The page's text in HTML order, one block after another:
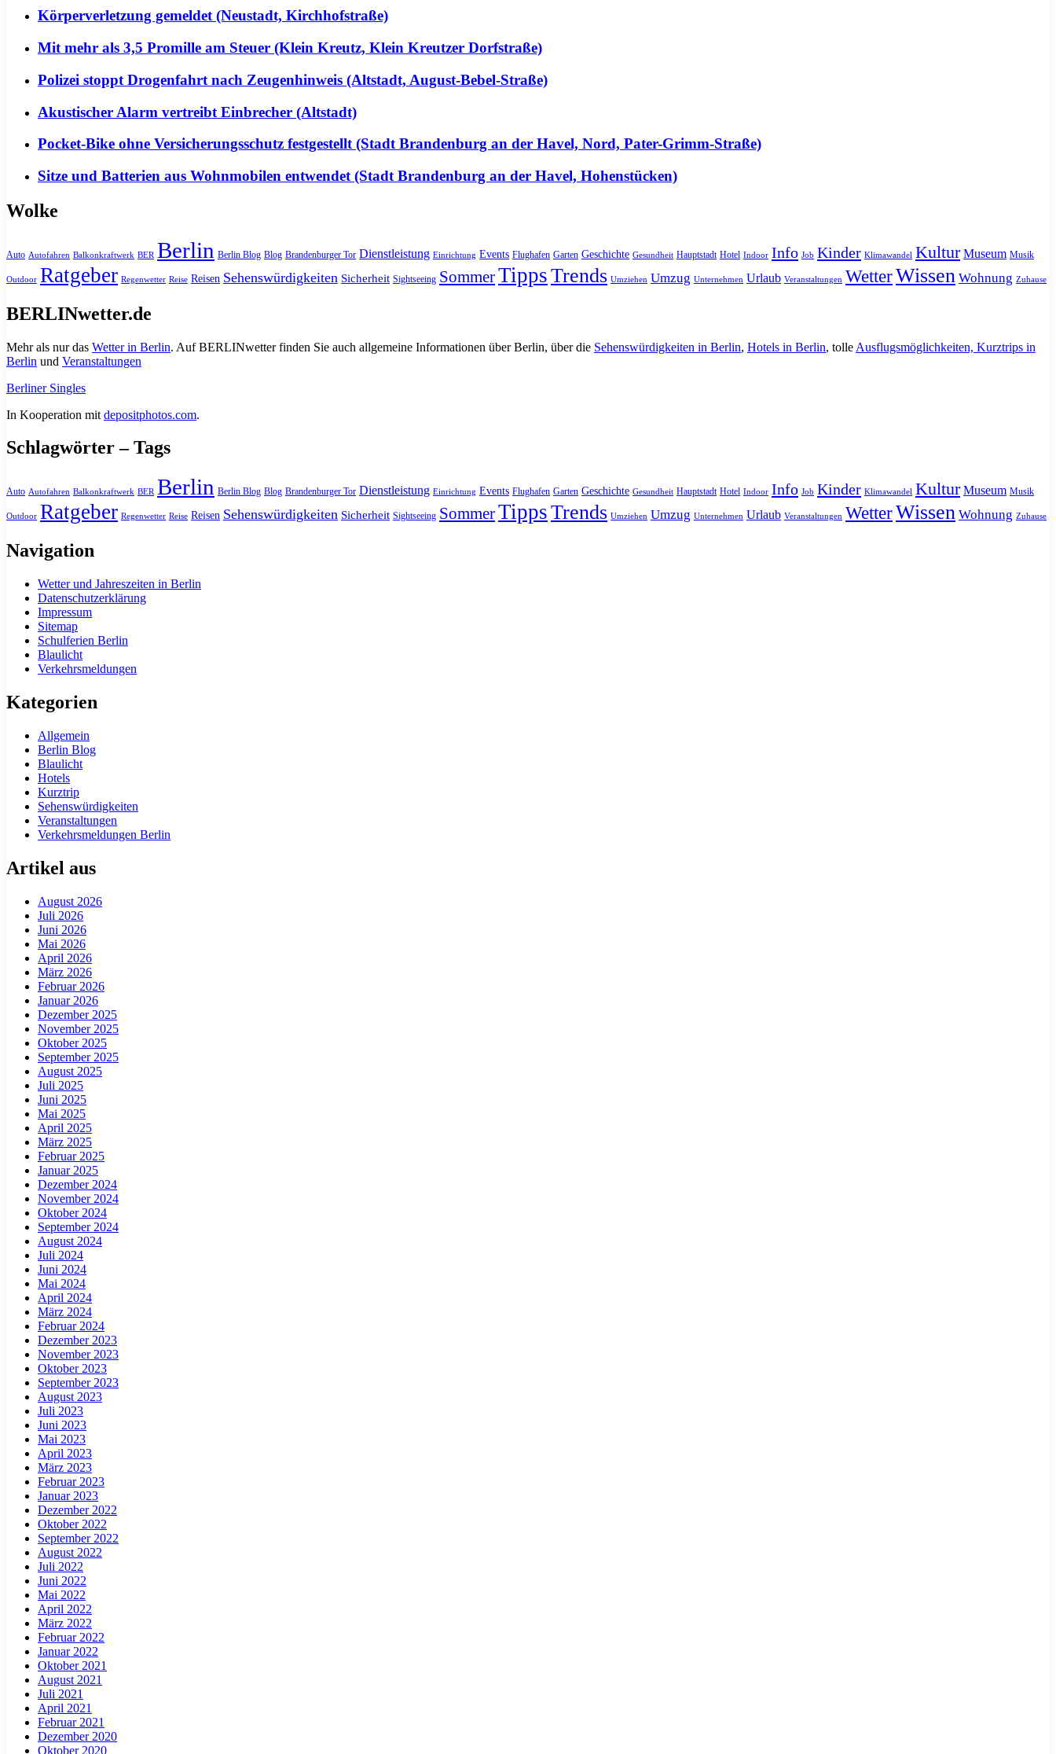
Körperverletzung gemeldet (Neustadt, Kirchhofstraße)
Mit mehr als 3,5 Promille am Steuer (Klein Kreutz, Klein Kreutzer Dorfstraße)
Polizei stoppt Drogenfahrt nach Zeugenhinweis (Altstadt, August-Bebel-Straße)
Akustischer Alarm vertreibt Einbrecher (Altstadt)
Pocket-Bike ohne Versicherungsschutz festgestellt (Stadt Brandenburg an der Havel, Nord, Pater-Grimm-Straße)
Sitze und Batterien aus Wohnmobilen entwendet (Stadt Brandenburg an der Havel, Hohenstücken)
Wolke
Auto Autofahren Balkonkraftwerk BER Berlin Berlin Blog Blog Brandenburger Tor Dienstleistung Einrichtung Events Flughafen Garten Geschichte Gesundheit Hauptstadt Hotel Indoor Info Job Kinder Klimawandel Kultur Museum Musik
Outdoor Ratgeber Regenwetter Reise Reisen Sehenswürdigkeiten Sicherheit Sightseeing SommerTippsTrends Umziehen Umzug Unternehmen Urlaub Veranstaltungen WetterWissen Wohnung Zuhause
BERLINwetter.de
Mehr als nur das Wetter in Berlin. Auf BERLINwetter finden Sie auch allgemeine Informationen über Berlin, über die Sehenswürdigkeiten in Berlin, Hotels in Berlin, tolle Ausflugsmöglichkeiten, Kurztrips in
Berlin und Veranstaltungen
Berliner Singles
In Kooperation mit depositphotos.com.
Schlagwörter – Tags
Auto Autofahren Balkonkraftwerk BER Berlin Berlin Blog Blog Brandenburger Tor Dienstleistung Einrichtung Events Flughafen Garten Geschichte Gesundheit Hauptstadt Hotel Indoor Info Job Kinder Klimawandel Kultur Museum Musik
Outdoor Ratgeber Regenwetter Reise Reisen Sehenswürdigkeiten Sicherheit Sightseeing SommerTippsTrends Umziehen Umzug Unternehmen Urlaub Veranstaltungen WetterWissen Wohnung Zuhause
Navigation
Wetter und Jahreszeiten in Berlin
Datenschutzerklärung
Impressum
Sitemap
Schulferien Berlin
Blaulicht
Verkehrsmeldungen
Kategorien
Allgemein
Berlin Blog
Blaulicht
Hotels
Kurztrip
Sehenswürdigkeiten
Veranstaltungen
Verkehrsmeldungen Berlin
Artikel aus
August 2026
Juli 2026
Juni 2026
Mai 2026
April 2026
März 2026
Februar 2026
Januar 2026
Dezember 2025
November 2025
Oktober 2025
September 2025
August 2025
Juli 2025
Juni 2025
Mai 2025
April 2025
März 2025
Februar 2025
Januar 2025
Dezember 2024
November 2024
Oktober 2024
September 2024
August 2024
Juli 2024
Juni 2024
Mai 2024
April 2024
März 2024
Februar 2024
Dezember 2023
November 2023
Oktober 2023
September 2023
August 2023
Juli 2023
Juni 2023
Mai 2023
April 2023
März 2023
Februar 2023
Januar 2023
Dezember 2022
Oktober 2022
September 2022
August 2022
Juli 2022
Juni 2022
Mai 2022
April 2022
März 2022
Februar 2022
Januar 2022
Oktober 2021
August 2021
Juli 2021
April 2021
Februar 2021
Dezember 2020
Oktober 2020